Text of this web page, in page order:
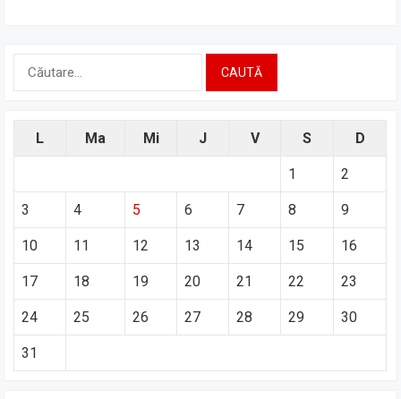
L Ma Mi J V S D
1 2
3 4 5 6 7 8 9
10 11 12 13 14 15 16
17 18 19 20 21 22 23
24 25 26 27 28 29 30
31